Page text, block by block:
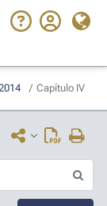
/ Capítulo IV